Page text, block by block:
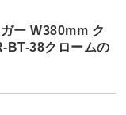
ー W380mm ク
BT-38クロームの